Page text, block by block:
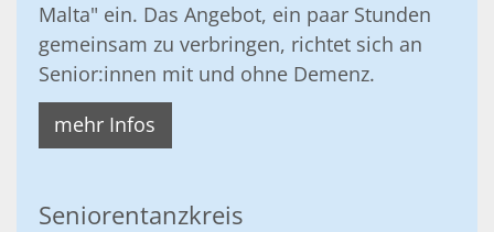
Malta" ein. Das Angebot, ein paar Stunden
gemeinsam zu verbringen, richtet sich an
Senior:innen mit und ohne Demenz.
mehr Infos
Seniorentanzkreis